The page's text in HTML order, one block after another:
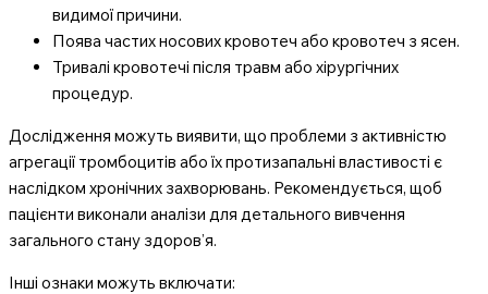
видимої причини.
Поява частих носових кровотеч або кровотеч з ясен.
Тривалі кровотечі після травм або хірургічних
процедур.
Дослідження можуть виявити, що проблеми з активністю
агрегації тромбоцитів або їх протизапальні властивості є
наслідком хронічних захворювань. Рекомендується, щоб
пацієнти виконали аналізи для детального вивчення
загального стану здоров’я.
Інші ознаки можуть включати: